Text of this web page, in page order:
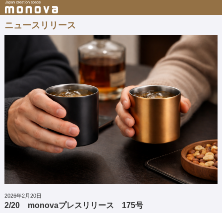
ニュースリリース
2026年2月20日
2/20 monovaプレスリリース 175号